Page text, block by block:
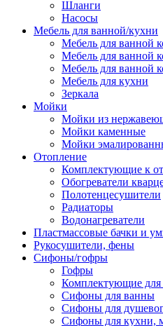
Шланги
Насосы
Мебель для ванной/кухни
Мебель для ванной
Мебель для
Мебель для
Мебель для кухни
Зеркала
Мойки
Мойки из
Мойки каменные
Мойки
Отопление
Комплектующие к
Обогреватели
Полотенцесушители
Радиаторы
Водонагреватели
Пластмассовые бачки и
Рукосушители, фены
Сифоны/гофры
Гофры
Комплектующие для
Сифоны для ванны
Сифоны для
Сифоны для кухни,